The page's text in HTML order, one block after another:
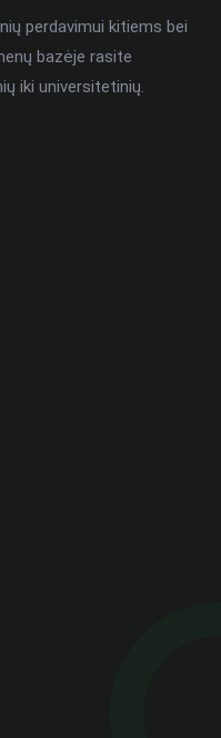
perdavimui kitiems bei
bazėje rasite
iki universitetinių.